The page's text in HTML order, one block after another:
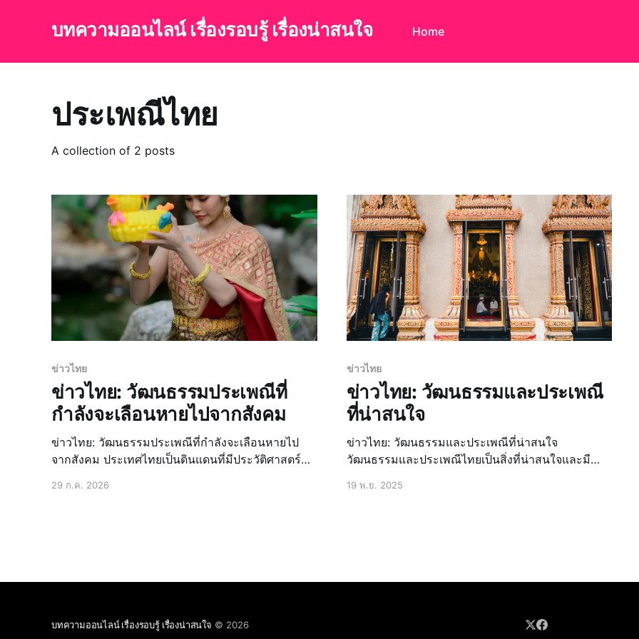
บทความออนไลน์ เรื่องรอบรู้ เรื่องน่าสนใจ Home
ประเพณีไทย
A collection of 2 posts
ข่าวไทย
ข่าวไทย: วัฒนธรรมประเพณีที่
กำลังจะเลือนหายไปจากสังคม
ข่าวไทย: วัฒนธรรมประเพณีที่กำลังจะเลือนหายไป
จากสังคม ประเทศไทยเป็นดินแดนที่มีประวัติศาสตร์
รากฐานสำคัญที่หล่อหลอมความเป็นไทยมาหลาย
29 ก.ค. 2026
ข่าวไทย
ข่าวไทย: วัฒนธรรมและประเพณี
ที่น่าสนใจ
ข่าวไทย: วัฒนธรรมและประเพณีที่น่าสนใจ
วัฒนธรรมและประเพณีไทยเป็นสิ่งที่น่าสนใจและมี
เอกลักษณ์เฉพาะตัว ไม่ว่าจะเป็นประเพณีสงกรานต์
19 พ.ย. 2025
บทความออนไลน์ เรื่องรอบรู้ เรื่องน่าสนใจ © 2026